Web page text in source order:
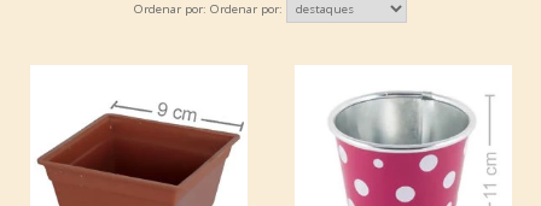
Ordenar por: